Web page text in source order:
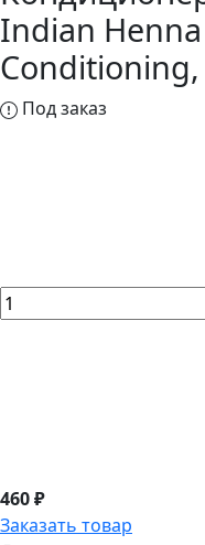
Indian
Под заказ
460 ₽
Заказать товар